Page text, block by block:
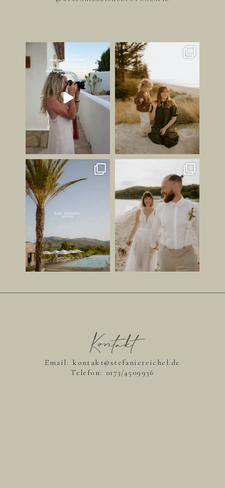
Ich bin jetzt Influencer. ✌🏻
Jetzt mal...
181 42
Die schönsten Bilder
entstehen oft dann, wenn...
249
JUNI GEFÜHL ✨
Ihr wisst ja, dass ich schon
149
HABT IHR LUST AUF EINEN
STRANDSPAZIERGANG AN
EUREM...
212 23
Kontakt
Email: kontakt@stefaniereichel.de
Telefon: 0173/4509936